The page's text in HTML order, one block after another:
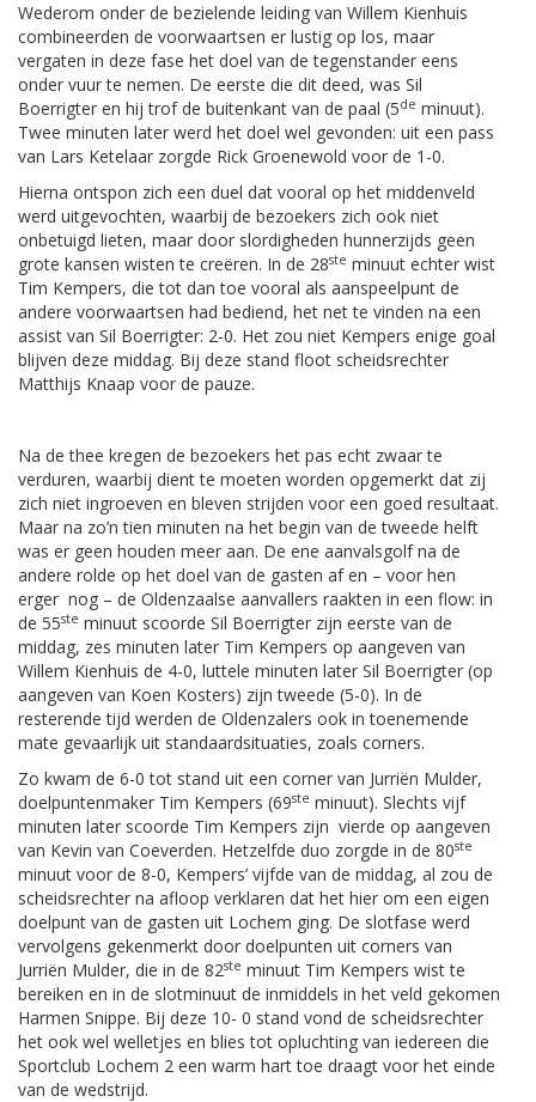
Wederom onder de bezielende leiding van Willem Kienhuis
combineerden de voorwaartsen er lustig op los, maar
vergaten in deze fase het doel van de tegenstander eens
onder vuur te nemen. De eerste die dit deed, was Sil
Boerrigter en hij trof de buitenkant van de paal (5de minuut).
Twee minuten later werd het doel wel gevonden: uit een pass
van Lars Ketelaar zorgde Rick Groenewold voor de 1-0.
Hierna ontspon zich een duel dat vooral op het middenveld
werd uitgevochten, waarbij de bezoekers zich ook niet
onbetuigd lieten, maar door slordigheden hunnerzijds geen
grote kansen wisten te creëren. In de 28ste minuut echter wist
Tim Kempers, die tot dan toe vooral als aanspeelpunt de
andere voorwaartsen had bediend, het net te vinden na een
assist van Sil Boerrigter: 2-0. Het zou niet Kempers enige goal
blijven deze middag. Bij deze stand floot scheidsrechter
Matthijs Knaap voor de pauze.
Na de thee kregen de bezoekers het pas echt zwaar te
verduren, waarbij dient te moeten worden opgemerkt dat zij
zich niet ingroeven en bleven strijden voor een goed resultaat.
Maar na zo’n tien minuten na het begin van de tweede helft
was er geen houden meer aan. De ene aanvalsgolf na de
andere rolde op het doel van de gasten af en – voor hen
erger nog – de Oldenzaalse aanvallers raakten in een flow: in
de 55ste minuut scoorde Sil Boerrigter zijn eerste van de
middag, zes minuten later Tim Kempers op aangeven van
Willem Kienhuis de 4-0, luttele minuten later Sil Boerrigter (op
aangeven van Koen Kosters) zijn tweede (5-0). In de
resterende tijd werden de Oldenzalers ook in toenemende
mate gevaarlijk uit standaardsituaties, zoals corners.
Zo kwam de 6-0 tot stand uit een corner van Jurriën Mulder,
doelpuntenmaker Tim Kempers (69ste minuut). Slechts vijf
minuten later scoorde Tim Kempers zijn vierde op aangeven
van Kevin van Coeverden. Hetzelfde duo zorgde in de 80ste
minuut voor de 8-0, Kempers’ vijfde van de middag, al zou de
scheidsrechter na afloop verklaren dat het hier om een eigen
doelpunt van de gasten uit Lochem ging. De slotfase werd
vervolgens gekenmerkt door doelpunten uit corners van
Jurriën Mulder, die in de 82ste minuut Tim Kempers wist te
bereiken en in de slotminuut de inmiddels in het veld gekomen
Harmen Snippe. Bij deze 10- 0 stand vond de scheidsrechter
het ook wel welletjes en blies tot opluchting van iedereen die
Sportclub Lochem 2 een warm hart toe draagt voor het einde
van de wedstrijd.